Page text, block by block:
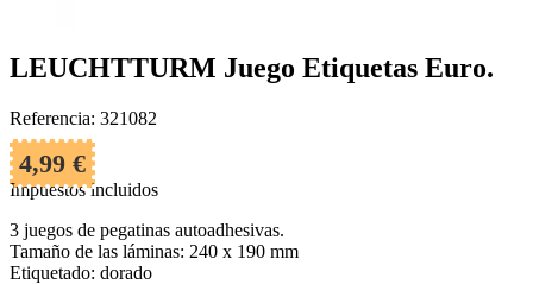
LEUCHTTURM Juego Etiquetas Euro.
Referencia: 321082
4,99 €
Impuestos incluidos
3 juegos de pegatinas autoadhesivas.
Tamaño de las láminas: 240 x 190 mm
Etiquetado: dorado